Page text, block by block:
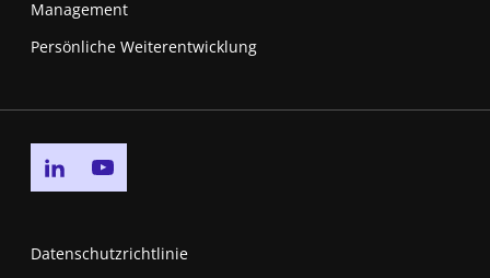
Management
Persönliche Weiterentwicklung
Go to linkedin page
Datenschutzrichtlinie